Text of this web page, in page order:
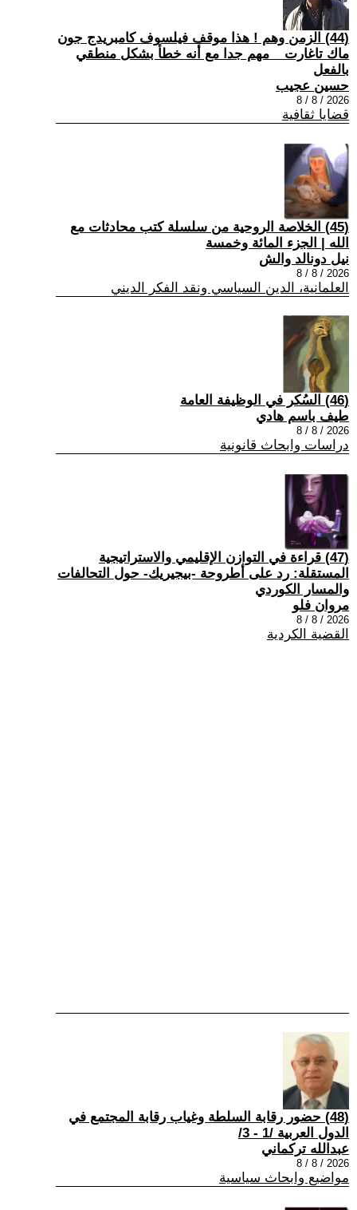
(44) الزمن وهم ! هذا موقف فيلسوف كامبريدج جون
ماك تاغارت _ مهم جدا مع أنه خطأ بشكل منطقي
بالفعل
حسين عجيب
2026 / 8 / 8
قضايا ثقافية
(45) الخلاصة الروحية من سلسلة كتب محادثات مع
الله | الجزء المائة وخمسة
نيل دونالد والش
2026 / 8 / 8
العلمانية، الدين السياسي ونقد الفكر الديني
(46) السُكر في الوظيفة العامة
طيف باسم هادي
2026 / 8 / 8
دراسات وابحاث قانونية
(47) قراءة في التوازن الإقليمي والاستراتيجية
المستقلة: رد على أطروحة -بيجيريك- حول التحالفات
والمسار الكوردي
مروان فلو
2026 / 8 / 8
القضية الكردية
(48) حضور رقابة السلطة وغياب رقابة المجتمع في
الدول العربية /1 - 3/
عبدالله تركماني
2026 / 8 / 8
مواضيع وابحاث سياسية